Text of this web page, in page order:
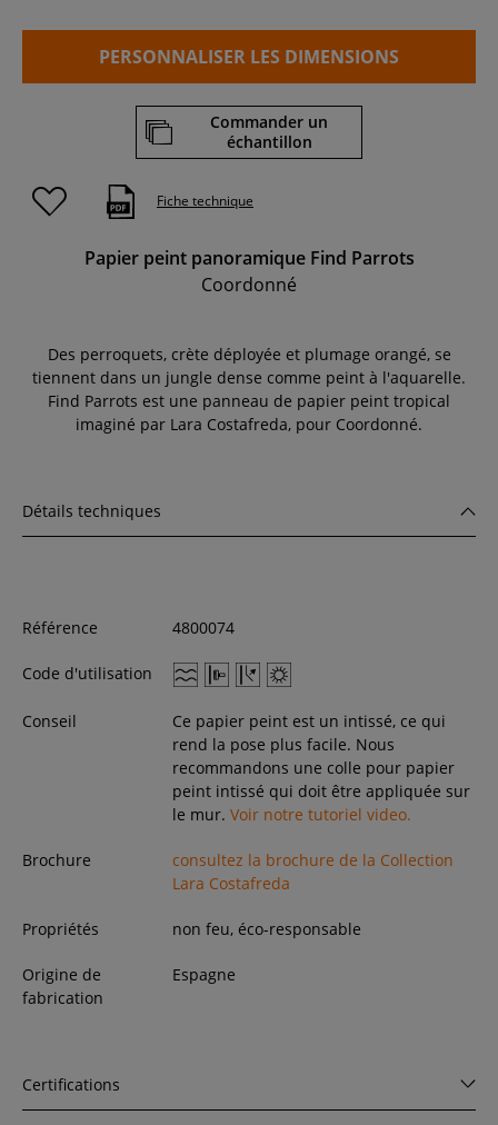
PERSONNALISER LES DIMENSIONS
Commander un
échantillon
Fiche technique
Papier peint panoramique Find Parrots
Coordonné
Des perroquets, crète déployée et plumage orangé, se
tiennent dans un jungle dense comme peint à l'aquarelle.
Find Parrots est une panneau de papier peint tropical
imaginé par Lara Costafreda, pour Coordonné.
Détails techniques
Référence 4800074
Code d'utilisation
Conseil
Ce papier peint est un intissé, ce qui
rend la pose plus facile. Nous
recommandons une colle pour papier
peint intissé qui doit être appliquée sur
le mur. Voir notre tutoriel video.
Brochure
consultez la brochure de la Collection
Lara Costafreda
Propriétés non feu, éco-responsable
Origine de
fabrication
Espagne
Certifications